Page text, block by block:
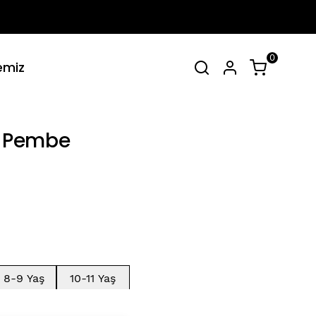
Takımlar Tüm Yaz Koleksiyonu
0
8-9 Yaş 10-11 Yaş